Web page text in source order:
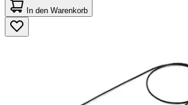
von
5
Sternen.
2
In den Warenkorb